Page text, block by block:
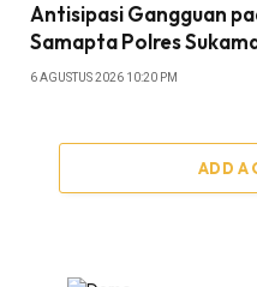
Antisipasi Gangguan
Samapta Polres
6 AGUSTUS 2026 10:20 PM
ADD A